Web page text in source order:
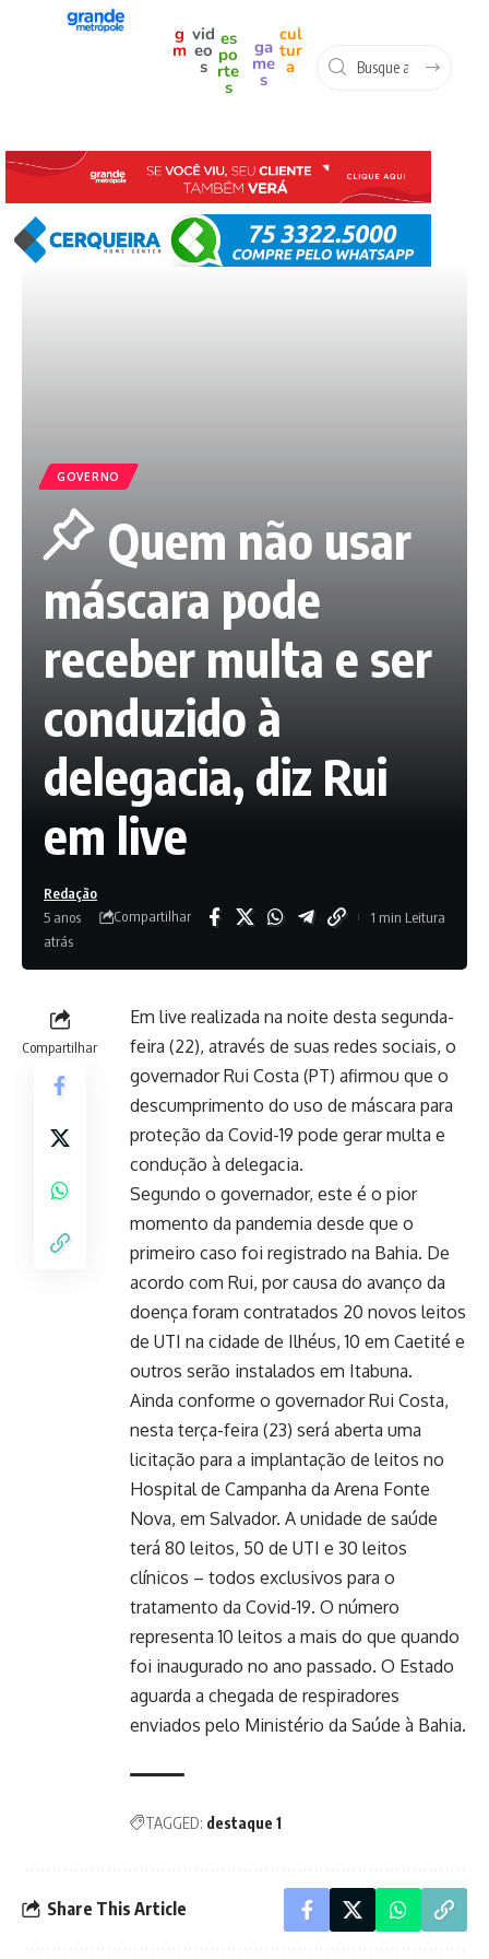
g
m
vid
eo
s
es
po
rte
s
ga
me
s
cul
tur
a
GOVERNO
Quem não usar
máscara pode
receber multa e ser
conduzido à
delegacia, diz Rui
em live
Redação
5 anos
atrás
Compartilhar 1 min Leitura
Compartilhar
Em live realizada na noite desta segunda-
feira (22), através de suas redes sociais, o
governador Rui Costa (PT) afirmou que o
descumprimento do uso de máscara para
proteção da Covid-19 pode gerar multa e
condução à delegacia.
Segundo o governador, este é o pior
momento da pandemia desde que o
primeiro caso foi registrado na Bahia. De
acordo com Rui, por causa do avanço da
doença foram contratados 20 novos leitos
de UTI na cidade de Ilhéus, 10 em Caetité e
outros serão instalados em Itabuna.
Ainda conforme o governador Rui Costa,
nesta terça-feira (23) será aberta uma
licitação para a implantação de leitos no
Hospital de Campanha da Arena Fonte
Nova, em Salvador. A unidade de saúde
terá 80 leitos, 50 de UTI e 30 leitos
clínicos – todos exclusivos para o
tratamento da Covid-19. O número
representa 10 leitos a mais do que quando
foi inaugurado no ano passado. O Estado
aguarda a chegada de respiradores
enviados pelo Ministério da Saúde à Bahia.
TAGGED: destaque 1
Share This Article